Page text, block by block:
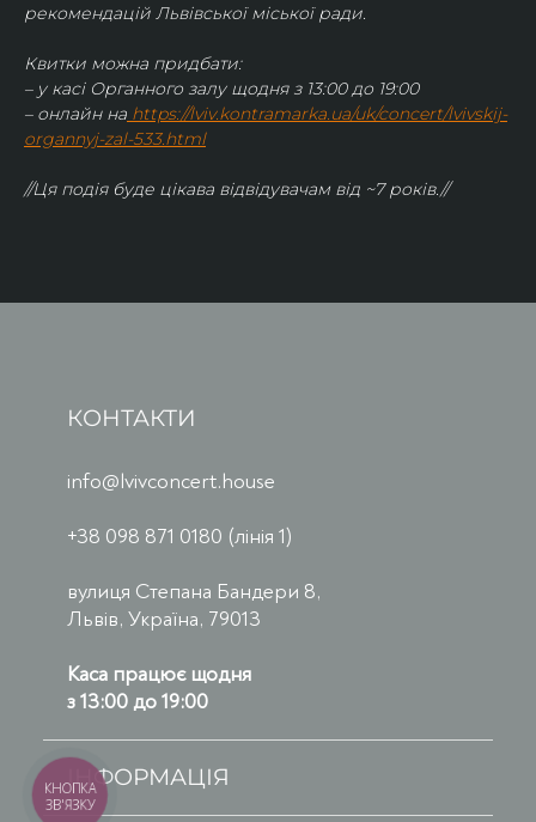
рекомендацій Львівської міської ради.
Квитки можна придбати:
– у касі Органного залу щодня з 13:00 до 19:00
– онлайн на https://lviv.kontramarka.ua/uk/concert/lvivskij-
organnyj-zal-533.html
//Ця подія буде цікава відвідувачам від ~7 років.//
КОНТАКТИ
info@lvivconcert.house
+38 098 871 0180 (лінія 1)
вулиця Степана Бандери 8,
Львів, Україна, 79013
Каса працює щодня
з 13:00 до 19:00
ІНФОРМАЦІЯ
КНОПКА
ЗВ'ЯЗКУ